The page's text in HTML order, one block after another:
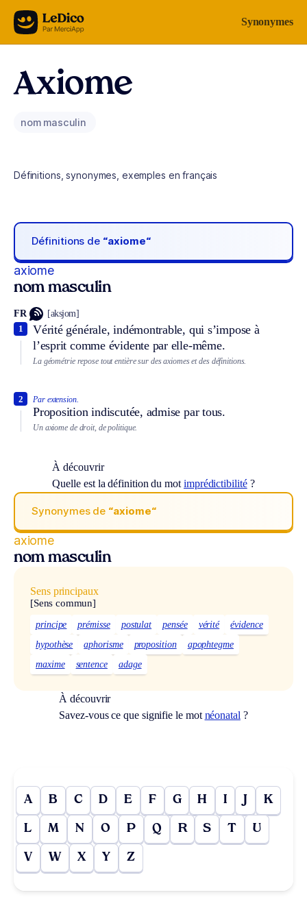
Aller au contenu Synonymes
Axiome
nom masculin
Définitions, synonymes, exemples en français
Définitions de “axiome“
axiome
nom masculin
FR [aksjom]
Vérité générale, indémontrable, qui s’impose à
l’esprit comme évidente par elle-même.
1
La géométrie repose tout entière sur des axiomes et des définitions.
Par extension.
Proposition indiscutée, admise par tous.
2
Un axiome de droit, de politique.
À découvrir
Quelle est la définition du mot imprédictibilité?
Synonymes de “axiome“
axiome
nom masculin
Sens principaux
[Sens commun]
principe prémisse postulat pensée vérité
évidence
hypothèse
aphorisme proposition
apophtegme
maxime
sentence adage
À découvrir
Savez-vous ce que signifie le mot néonatal ?
A B C D E F G H I J K
L M N O P Q R S T U
V W X Y Z